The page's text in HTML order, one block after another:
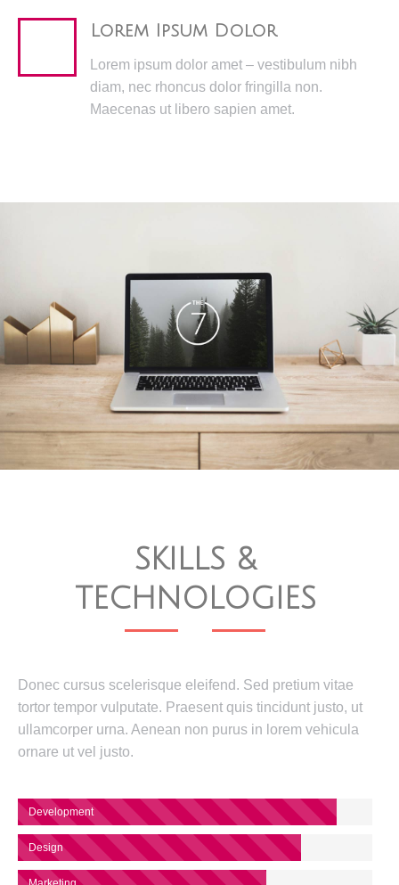
Lorem Ipsum Dolor
Lorem ipsum dolor amet – vestibulum nibh
diam, nec rhoncus dolor fringilla non.
Maecenas ut libero sapien amet.
SKILLS &
TECHNOLOGIES
Donec cursus scelerisque eleifend. Sed pretium vitae
tortor tempor vulputate. Praesent quis tincidunt justo, ut
ullamcorper urna. Aenean non purus in lorem vehicula
ornare ut vel justo.
Development
Design